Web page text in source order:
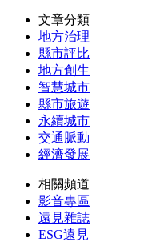
文章分類
地方治理
縣市評比
地方創生
智慧城市
縣市旅遊
永續城市
交通脈動
經濟發展
相關頻道
影音專區
遠見雜誌
ESG遠見